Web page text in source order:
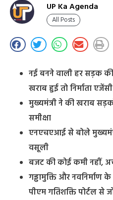
UP Ka Agenda
All Posts
नई बनने वाली हर सड़क
खराब हुई तो निर्माता
मुख्यमंत्री ने की खराब
समीक्षा
एनएचएआई से बोले
वसूली
बजट की कोई कमी नहीं,
गड्ढामुक्ति और नवनिर्माण
पीएम गतिशक्ति पोर्टल से